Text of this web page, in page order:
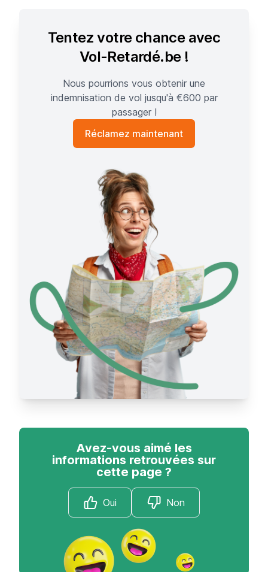
Tentez votre chance avec
Vol-Retardé.be !
Nous pourrions vous obtenir une
indemnisation de vol jusqu'à €600 par
passager !
Réclamez maintenant
Avez-vous aimé les
informations retrouvées sur
cette page ?
Oui Non